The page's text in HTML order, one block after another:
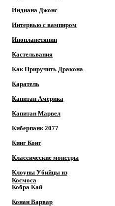
Индиана Джонс
Интервью с вампиром
Инопланетянин
Кастельвания
Как Приручить Дракона
Каратель
Капитан Америка
Капитан Марвел
Киберпанк 2077
Кинг Конг
Классические монстры
Клоуны Убийцы из
Космоса
Кобра Кай
Конан Варвар